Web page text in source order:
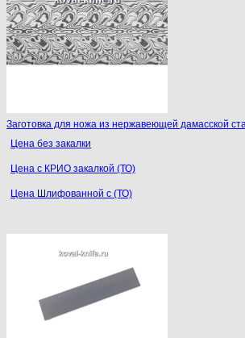
Заготовка для ножа из нержавеющей дамасской
Цена без закалки
Цена с КРИО закалкой (ТО)
Цена Шлифованной с (ТО)